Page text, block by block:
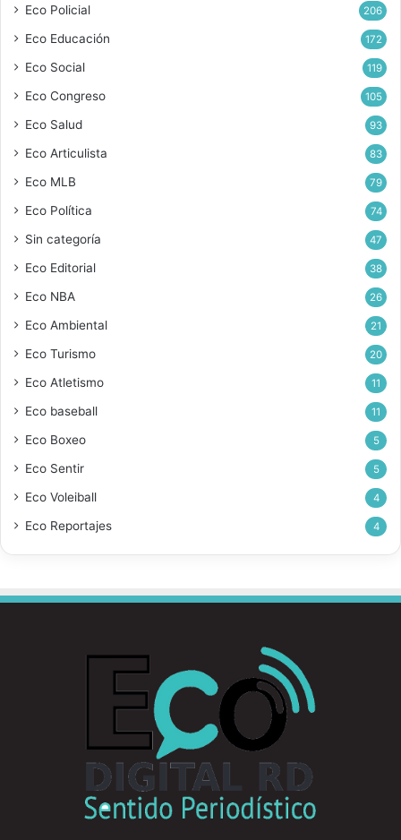
Eco Policial 206
Eco Educación 172
Eco Social 119
Eco Congreso 105
Eco Salud 93
Eco Articulista 83
Eco MLB 79
Eco Política 74
Sin categoría 47
Eco Editorial 38
Eco NBA 26
Eco Ambiental 21
Eco Turismo 20
Eco Atletismo 11
Eco baseball 11
Eco Boxeo 5
Eco Sentir 5
Eco Voleiball 4
Eco Reportajes 4